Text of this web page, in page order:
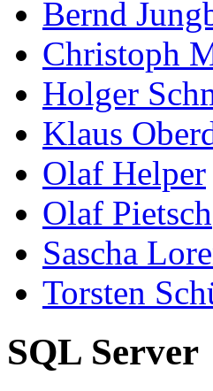
Bernd
Christoph
Holger
Klaus
Olaf Helper
Olaf Pietsch
Sascha
Torsten
SQL Server